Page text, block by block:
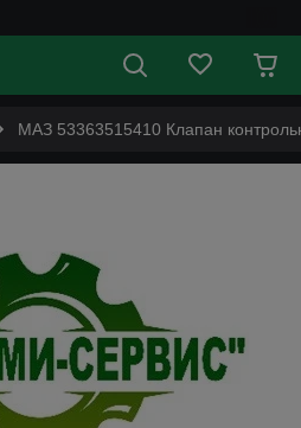
МАЗ 53363515410 Клапан